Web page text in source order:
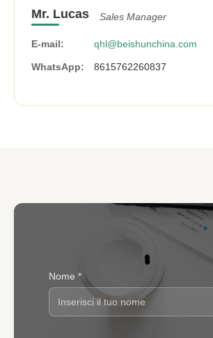
Mr. Lucas Sales Manager
E-mail: qhl@beishunchina.com
WhatsApp: 8615762260837
Nome *